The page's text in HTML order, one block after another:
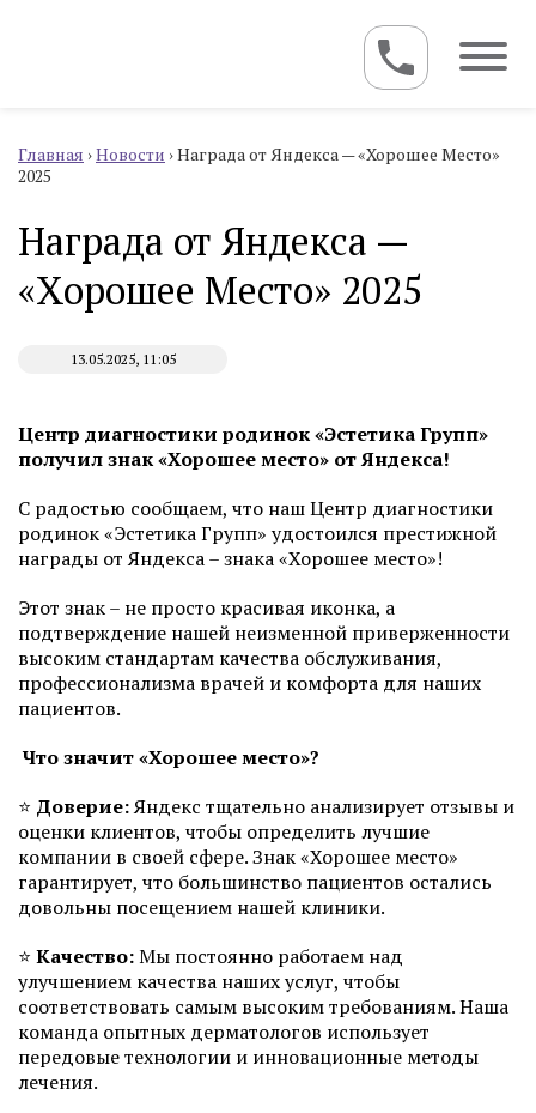
Главная ›Новости ›Награда от Яндекса — «Хорошее Место»
2025
Награда от Яндекса —
«Хорошее Место» 2025
13.05.2025, 11:05
Центр диагностики родинок «Эстетика Групп»
получил знак «Хорошее место» от Яндекса!
С радостью сообщаем, что наш Центр диагностики
родинок «Эстетика Групп» удостоился престижной
награды от Яндекса – знака «Хорошее место»!
Этот знак – не просто красивая иконка, а
подтверждение нашей неизменной приверженности
высоким стандартам качества обслуживания,
профессионализма врачей и комфорта для наших
пациентов.
Что значит «Хорошее место»?
⭐️ Доверие:Яндекс тщательно анализирует отзывы и
оценки клиентов, чтобы определить лучшие
компании в своей сфере. Знак «Хорошее место»
гарантирует, что большинство пациентов остались
довольны посещением нашей клиники.
⭐️ Качество:Мы постоянно работаем над
улучшением качества наших услуг, чтобы
соответствовать самым высоким требованиям. Наша
команда опытных дерматологов использует
передовые технологии и инновационные методы
лечения.